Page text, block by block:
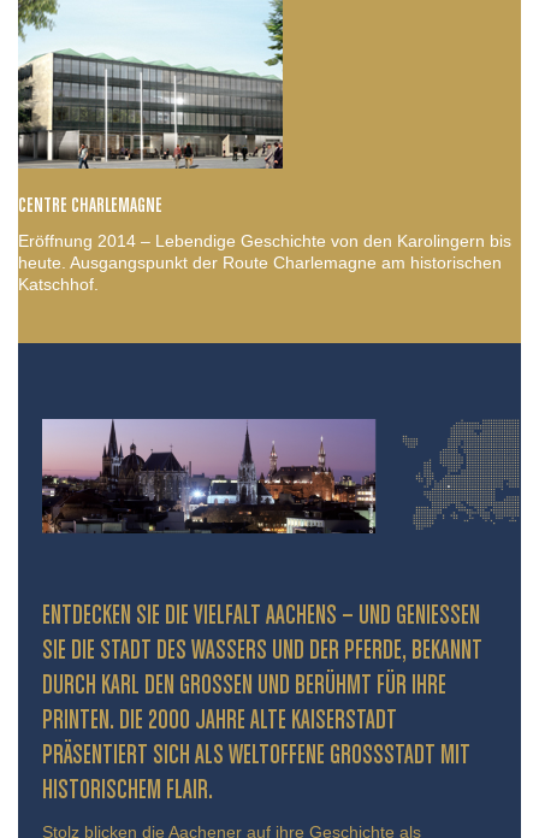
CENTRE CHARLEMAGNE
Eröffnung 2014 – Lebendige Geschichte von den Karolingern bis
heute. Ausgangspunkt der Route Charlemagne am historischen
Katschhof.
ENTDECKEN SIE DIE VIELFALT AACHENS – UND GENIESSEN S
IE DIE STADT DES WASSERS UND DER PFERDE, BEKANNT D
URCH KARL DEN GROSSEN UND BERÜHMT FÜR IHRE PR
INTEN. DIE 2000 JAHRE ALTE KAISERSTADT PR
ÄSENTIERT SICH ALS WELTOFFENE GROSSSTADT MIT HIS
TORISCHEM FLAIR.
Stolz blicken die Aachener auf ihre Geschichte als